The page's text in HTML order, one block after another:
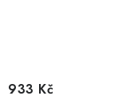
933 Kč